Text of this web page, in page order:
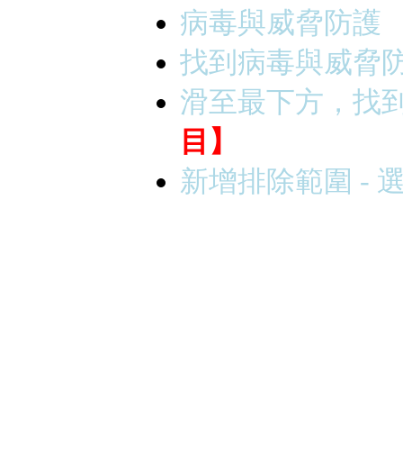
病毒與威脅防護
找到病毒與威脅
滑至最下方，找
目】
新增排除範圍 -